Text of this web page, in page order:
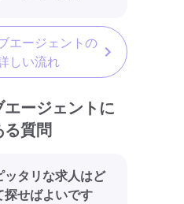
求人を見る
エージェントの
しい流れ
ージェントに
質問
ッタリな求人はど
探せばよいです